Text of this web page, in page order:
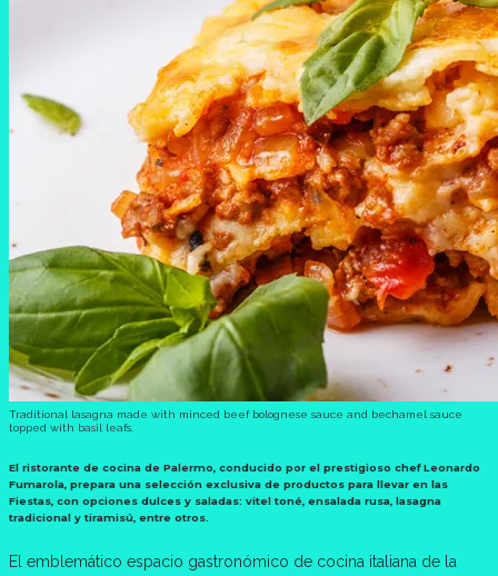
Traditional lasagna made with minced beef bolognese sauce and bechamel sauce
topped with basil leafs.
El ristorante de cocina de Palermo, conducido por el prestigioso chef Leonardo
Fumarola, prepara una selección exclusiva de productos para llevar en las
Fiestas, con opciones dulces y saladas: vitel toné, ensalada rusa, lasagna
tradicional y tiramisú, entre otros.
El emblemático espacio gastronómico de cocina italiana de la